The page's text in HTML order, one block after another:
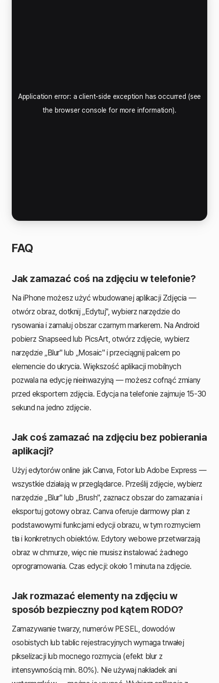
FAQ
Jak zamazać coś na zdjęciu w telefonie?
Na iPhone możesz użyć wbudowanej aplikacji Zdjęcia —
otwórz obraz, dotknij „Edytuj", wybierz narzędzie do
rysowania i zamaluj obszar czarnym markerem. Na Android
pobierz Snapseed lub PicsArt, otwórz zdjęcie, wybierz
narzędzie „Blur" lub „Mosaic" i przeciągnij palcem po
elemencie do ukrycia. Większość aplikacji mobilnych
pozwala na edycję nieinwazyjną — możesz cofnąć zmiany
przed eksportem zdjęcia. Edycja na telefonie zajmuje 15-30
sekund na jedno zdjęcie.
Jak coś zamazać na zdjęciu bez pobierania
aplikacji?
Użyj edytorów online jak Canva, Fotor lub Adobe Express —
wszystkie działają w przeglądarce. Prześlij zdjęcie, wybierz
narzędzie „Blur" lub „Brush", zaznacz obszar do zamazania i
eksportuj gotowy obraz. Canva oferuje darmowy plan z
podstawowymi funkcjami edycji obrazu, w tym rozmyciem
tła i konkretnych obiektów. Edytory webowe przetwarzają
obraz w chmurze, więc nie musisz instalować żadnego
oprogramowania. Czas edycji: około 1 minuta na zdjęcie.
Jak rozmazać elementy na zdjęciu w
sposób bezpieczny pod kątem RODO?
Zamazywanie twarzy, numerów PESEL, dowodów
osobistych lub tablic rejestracyjnych wymaga trwałej
pikselizacji lub mocnego rozmycia (efekt blur z
intensywnością min. 80%). Nie używaj nakładek ani